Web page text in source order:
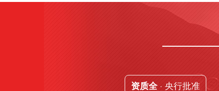
资质全· 央行批准